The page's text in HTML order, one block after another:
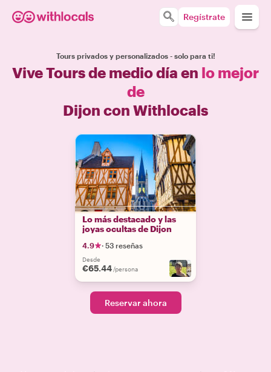
Regístrate
Tours privados y personalizados - solo para ti!
Vive Tours de medio día en lo mejor
de
Dijon con Withlocals
Lo más destacado y las
joyas ocultas de Dijon
4.9 · 53 reseñas
Desde
€65.44 /persona
Reservar ahora